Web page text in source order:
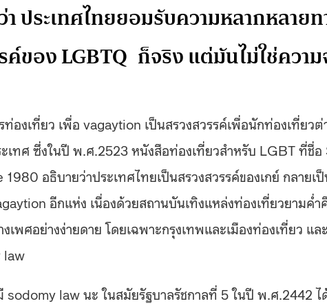
ประเทศไทยยอมรับความหลากหลาย
ค์ของ LGBTQ ก็จริง แต่มันไม่ใช่ควา
งเที่ยว เพื่อ vagaytion เป็นสรวงสวรรค์เพื่อนักท่องเที่ยวต่
เทศ ซึ่งในปี พ.ศ.2523 หนังสือท่องเที่ยวสำหรับ LGBT ที่ชื่
อธิบายว่าประเทศไทยเป็นสรวงสวรรค์ของเกย์ กลาย
อีกแห่ง เนื่องด้วยสถานบันเทิงแหล่งท่องเที่ยวยามค่
เพศอย่างง่ายดาย โดยเฉพาะกรุงเทพและเมืองท่องเที่ยว แ
law
sodomy law นะ ในสมัยรัฐบาลรัชกาลที่ 5 ในปี พ.ศ.2442 ไ